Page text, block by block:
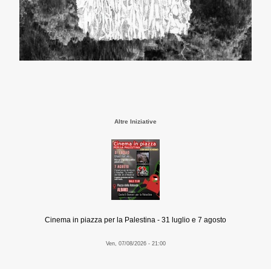
Altre Iniziative
Cinema in piazza per la Palestina - 31 luglio e 7 agosto
Ven, 07/08/2026 - 21:00